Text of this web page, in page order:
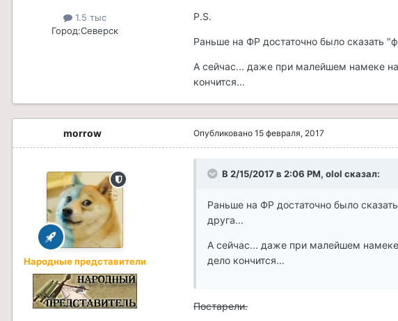
1.5 тыс
Город:Северск
P.S.
Раньше на ФР достаточно было сказать
А сейчас... даже при малейшем намеке
кончится...
morrow
Народные представители
Опубликовано 15 февраля, 2017
В 2/15/2017 в 2:06 PM, olol сказал:
Раньше на ФР достаточно было
друга...
А сейчас... даже при малейшем
дело кончится...
Постарели.